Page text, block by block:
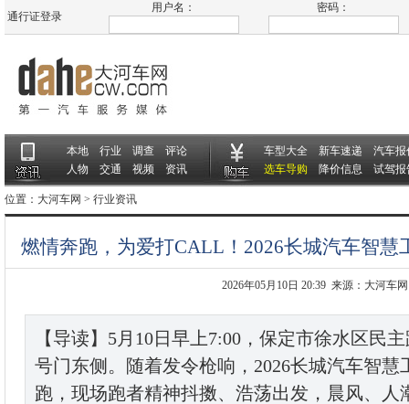
通行证登录
用户名： 密码：
本地 行业 调查
评论
人物
交通 视频 资讯
车型大全 新车速递
汽车报
选车导购
降价信息 试驾报
位置： 大河车网 > 行业资讯
燃情奔跑，为爱打CALL！2026长城汽车智慧
2026年05月10日 20:39 来源：大河车网
【导读】5月10日早上7:00，保定市徐水区民
号门东侧。随着发令枪响，2026长城汽车智慧
跑，现场跑者精神抖擞、浩荡出发，晨风、人